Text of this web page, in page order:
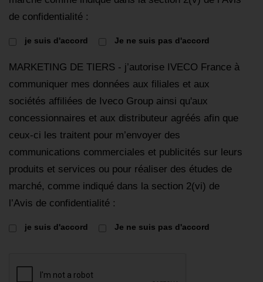
de confidentialité :
je suis d'accord Je ne suis pas d'accord
MARKETING DE TIERS - j’autorise IVECO France à
communiquer mes données aux filiales et aux
sociétés affiliées de Iveco Group ainsi qu'aux
concessionnaires et aux distributeur agréés afin que
ceux-ci les traitent pour m’envoyer des
communications commerciales et publicités sur leurs
produits et services ou pour réaliser des études de
marché, comme indiqué dans la section 2(vi) de
l’Avis de confidentialité :
je suis d'accord Je ne suis pas d'accord